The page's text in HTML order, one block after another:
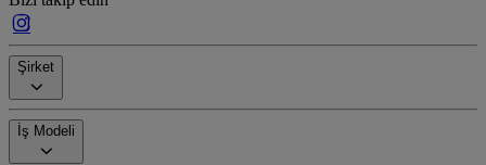
Şirket
İş Modeli